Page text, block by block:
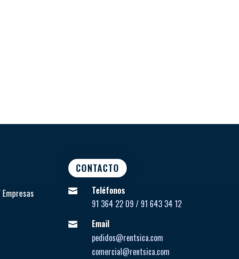
CONTACTO

Teléfonos
91 364 22 09 / 91 643 34 12

Email
pedidos@rentsica.com
comercial@rentsica.com